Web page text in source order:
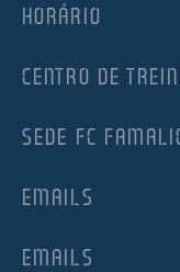
HORÁRIO
CENTRO DE
SEDE FC
EMAILS
EMAILS